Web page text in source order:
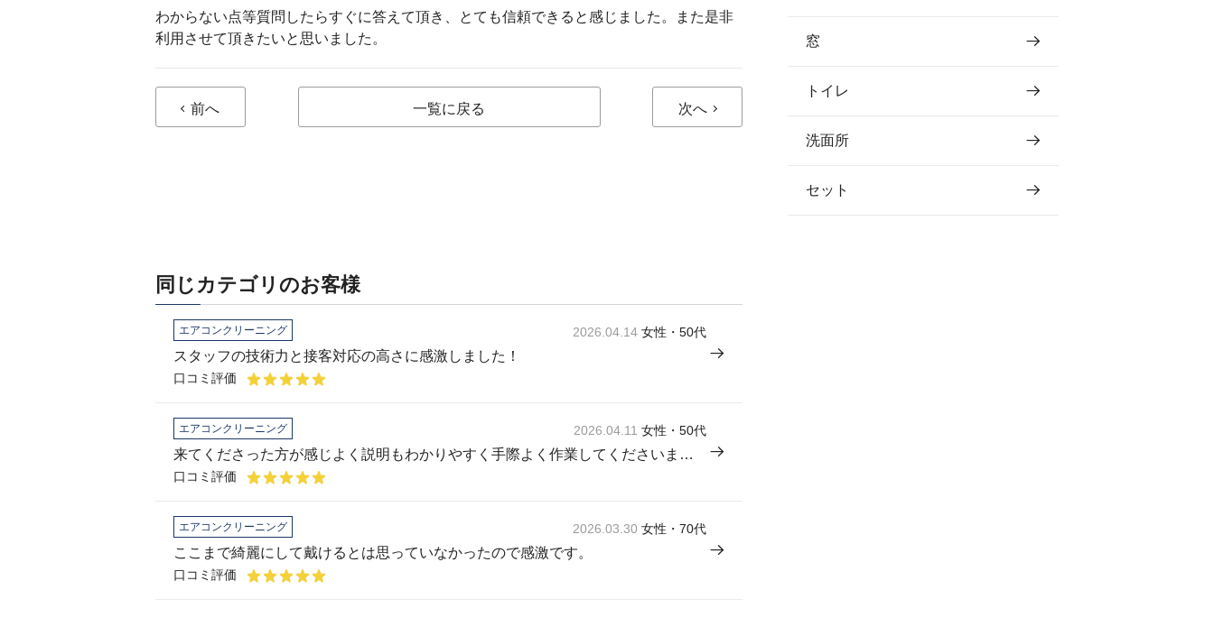
わからない点等質問したらすぐに答えて頂き、とても信頼できると感じました。また是非
利用させて頂きたいと思いました。
前へ 一覧に戻る 次へ
窓
トイレ
洗面所
セット
同じカテゴリのお客様
エアコンクリーニング 2026.04.14 女性・50代
スタッフの技術力と接客対応の高さに感激しました！
口コミ評価
エアコンクリーニング 2026.04.11 女性・50代
来てくださった方が感じよく説明もわかりやすく手際よく作業してくださいました。
口コミ評価
エアコンクリーニング 2026.03.30 女性・70代
ここまで綺麗にして戴けるとは思っていなかったので感激です。
口コミ評価